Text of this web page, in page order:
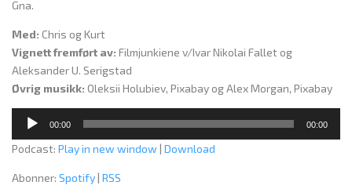
Gna.
Med: Chris og Kurt
Vignett fremført av: Filmjunkiene v/Ivar Nikolai Fallet og
Aleksander U. Serigstad
Øvrig musikk: Oleksii Holubiev, Pixabay og Alex Morgan, Pixabay
d
00:00 00:00
Podcast: Play in new window | Download
Abonner: Spotify | RSS